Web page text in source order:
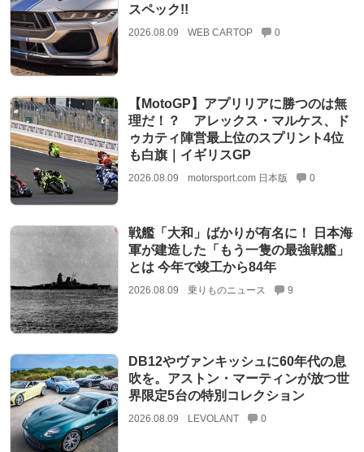
スペック!!
2026.08.09 WEB CARTOP 0
【MotoGP】アプリリアに勝つのは無
理だ！？ アレックス・マルケス、ド
ゥカティ陣営最上位のスプリント4位
も白旗｜イギリスGP
2026.08.09 motorsport.com 日本版 0
戦艦「大和」ばかりが有名に！ 日本海
軍が建造した「もう一隻の最強戦艦」
とは 今年で竣工から84年
2026.08.09 乗りものニュース 9
DB12やヴァンキッシュに60年代の息
吹を。アストン・マーティンが放つ世
界限定5台の特別コレクション
2026.08.09 LEVOLANT 0